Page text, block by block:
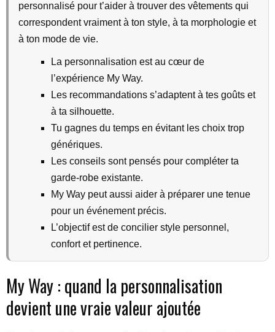
personnalisé pour t’aider à trouver des vêtements qui
correspondent vraiment à ton style, à ta morphologie et
à ton mode de vie.
La personnalisation est au cœur de
l’expérience My Way.
Les recommandations s’adaptent à tes goûts et
à ta silhouette.
Tu gagnes du temps en évitant les choix trop
génériques.
Les conseils sont pensés pour compléter ta
garde-robe existante.
My Way peut aussi aider à préparer une tenue
pour un événement précis.
L’objectif est de concilier style personnel,
confort et pertinence.
My Way : quand la personnalisation
devient une vraie valeur ajoutée